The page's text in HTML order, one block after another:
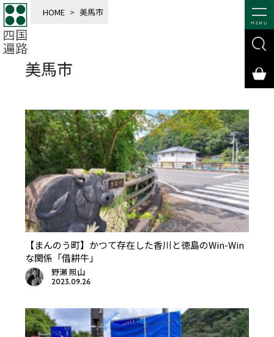
MENU
HOME > 美馬市
美馬市
【まんのう町】かつて存在した香川と徳島のWin-Win
な関係「借耕牛」
野瀬 照山
2023.09.26